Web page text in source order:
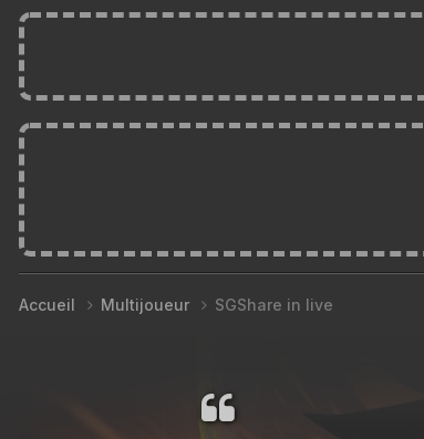
Accueil Multijoueur SGShare in live